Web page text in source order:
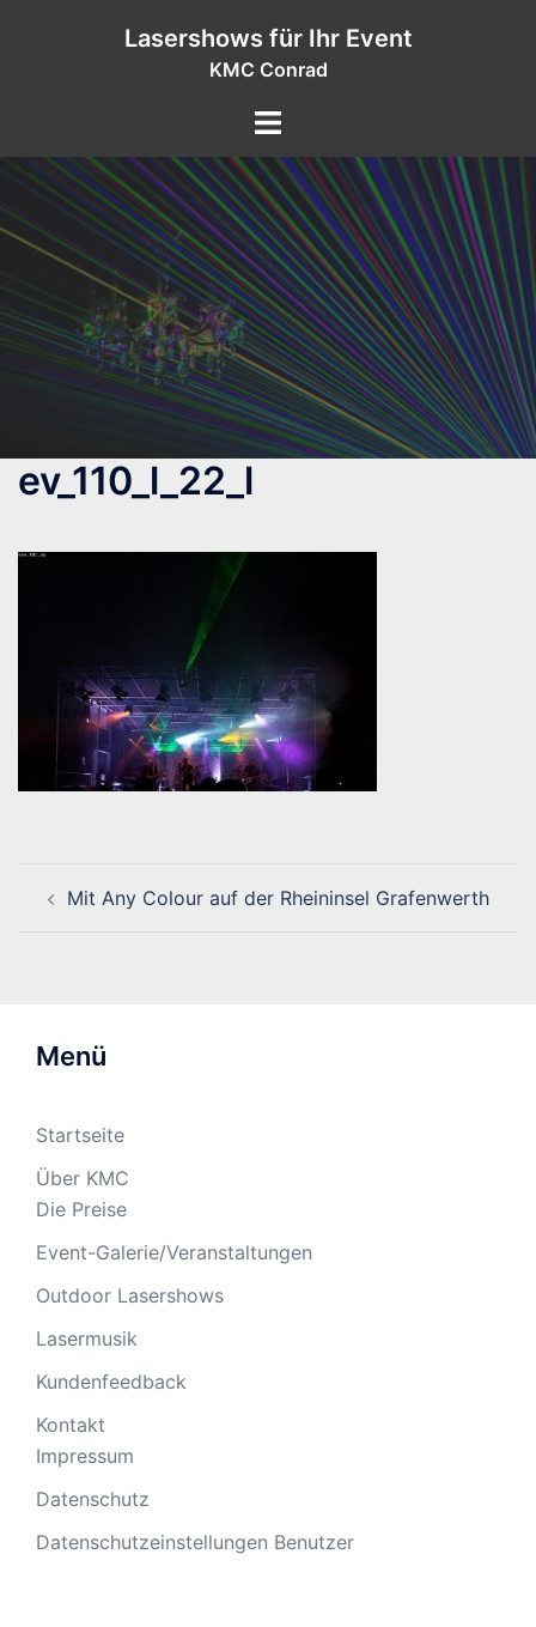
Lasershows für Ihr Event
KMC Conrad
ev_110_l_22_l
Mit Any Colour auf der Rheininsel Grafenwerth
Menü
Startseite
Über KMC
Die Preise
Event-Galerie/Veranstaltungen
Outdoor Lasershows
Lasermusik
Kundenfeedback
Kontakt
Impressum
Datenschutz
Datenschutzeinstellungen Benutzer